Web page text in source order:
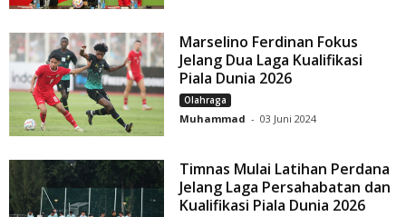
Marselino Ferdinan Fokus
Jelang Dua Laga Kualifikasi
Piala Dunia 2026
Olahraga
Muhammad - 03 Juni 2024
Timnas Mulai Latihan Perdana
Jelang Laga Persahabatan dan
Kualifikasi Piala Dunia 2026